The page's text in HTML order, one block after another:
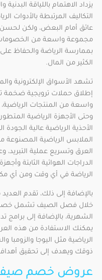
يزداد الاهتمام باللياقة
التكاليف المرتبطة بالأدوات
مجموعة واسعة من الخصومات
بممارسة الرياضة والحفاظ على
الكثير من المال.
تشهد الأسواق الإلكترونية
إطلاق حملات ترويجية ضخمة
واسعة من المنتجات الرياضية،
وحتى الأجهزة الرياضية
الأحذية الرياضية عالية
الملابس الرياضية
العرق وتسريع عملية التبريد،
الدراجات الهوائية الثابتة
الرياضة في أي وقت ومن أي
بالإضافة إلى ذلك، تقدم
خلال فصل الصيف تشمل
الشهرية، بالإضافة إلى برامج
يمكنك الاستفادة من هذه
الرياضية مثل اليوجا
ذوقك ويهدف إلى تحقيق
عروض خصم صيف